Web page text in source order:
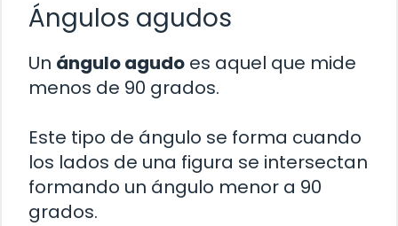
Ángulos agudos
Un ángulo agudo es aquel que mide
menos de 90 grados.
Este tipo de ángulo se forma cuando
los lados de una figura se intersectan
formando un ángulo menor a 90
grados.